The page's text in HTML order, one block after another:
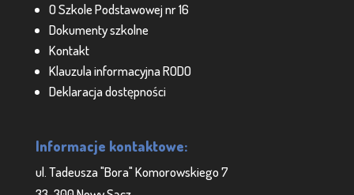
O Szkole Podstawowej nr 16
Dokumenty szkolne
Kontakt
Klauzula informacyjna RODO
Deklaracja dostępności
Informacje kontaktowe:
ul. Tadeusza "Bora" Komorowskiego 7